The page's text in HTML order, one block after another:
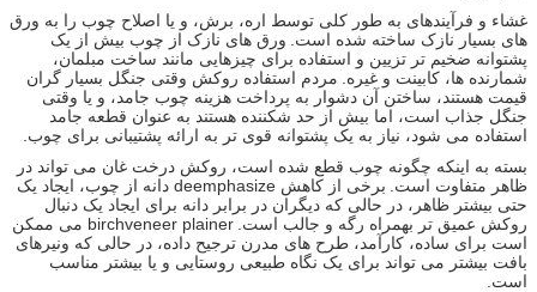
غشاء و فرآیندهای به طور کلی توسط اره، برش، و یا اصلاح چوب را به ورق
های بسیار نازک ساخته شده است. ورق های نازک از چوب بیش از یک
پشتوانه ضخیم تر تزیین و استفاده برای چیزهایی مانند ساخت مبلمان،
شمارنده ها، کابینت و غیره. مردم استفاده روکش وقتی جنگل بسیار گران
قیمت هستند، ساختن آن دشوار به پرداخت هزینه چوب جامد، و یا وقتی
جنگل جذاب است، اما بیش از حد شکننده هستند به عنوان قطعه جامد
استفاده می شود، نیاز به یک پشتوانه قوی تر به ارائه پشتیبانی برای چوب.
بسته به اینکه چگونه چوب قطع شده است، روکش درخت غان می تواند در
ظاهر متفاوت است.
برخی از کاهش deemphasize دانه از چوب، ایجاد یک
حتی بیشتر ظاهر، در حالی که دیگران در برابر دانه برای ایجاد یک دنبال
روکش عمیق تر بهمراه رگه و جالب است.
birchveneer plainer می ممکن
است برای ساده، کارآمد، طرح های مدرن ترجیح داده، در حالی که ونیرهای
بافت بیشتر می تواند برای یک نگاه طبیعی روستایی و یا بیشتر مناسب
است.